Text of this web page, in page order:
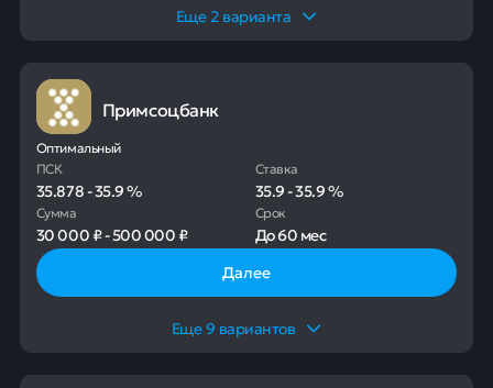
Еще2 варианта
Примсоцбанк
Оптимальный
ПСК
35.878-35.9%
Ставка
35.9-35.9%
Сумма
30 000 ₽-500 000 ₽
Срок
До60 мес
Далее
Еще9 вариантов